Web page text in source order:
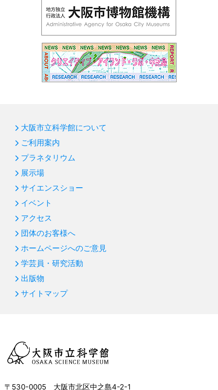
大阪市立科学館について
ご利用案内
プラネタリウム
展示場
サイエンスショー
イベント
アクセス
団体のお客様へ
ホームページへのご意見
学芸員・研究活動
出版物
サイトマップ
〒530-0005 大阪市北区中之島4-2-1